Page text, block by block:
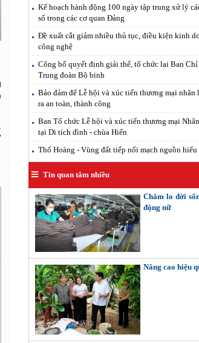
Kế hoạch hành động 100 ngày tập trung xử lý
số trong các cơ quan Đảng
Đề xuất cắt giảm nhiều thủ tục, điều kiện kinh
công nghệ
Công bố quyết định giải thể, tổ chức lại Ban
Trung đoàn Bộ binh
Bảo đảm để Lễ hội và xúc tiến thương mại
ra an toàn, thành công
Ban Tổ chức Lễ hội và xúc tiến thương mại
tại Di tích đình - chùa Hiến
Thổ Hoàng - Vùng đất tiếp nối mạch nguồn
Tin quan tâm nhiều
Chăm lo đời
động nữ
Nâng cao hiệu